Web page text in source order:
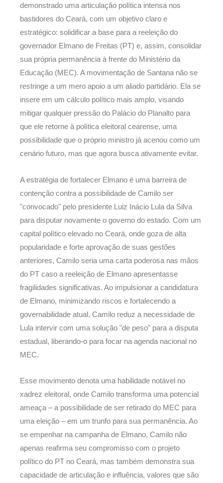
demonstrado uma articulação política intensa nos
bastidores do Ceará, com um objetivo claro e
estratégico: solidificar a base para a reeleição do
governador Elmano de Freitas (PT) e, assim, consolidar
sua própria permanência à frente do Ministério da
Educação (MEC). A movimentação de Santana não se
restringe a um mero apoio a um aliado partidário. Ela se
insere em um cálculo político mais amplo, visando
mitigar qualquer pressão do Palácio do Planalto para
que ele retorne à política eleitoral cearense, uma
possibilidade que o próprio ministro já acenou como um
cenário futuro, mas que agora busca ativamente evitar.
A estratégia de fortalecer Elmano é uma barreira de
contenção contra a possibilidade de Camilo ser
"convocado" pelo presidente Luiz Inácio Lula da Silva
para disputar novamente o governo do estado. Com um
capital político elevado no Ceará, onde goza de alta
popularidade e forte aprovação de suas gestões
anteriores, Camilo seria uma carta poderosa nas mãos
do PT caso a reeleição de Elmano apresentasse
fragilidades significativas. Ao impulsionar a candidatura
de Elmano, minimizando riscos e fortalecendo a
governabilidade atual, Camilo reduz a necessidade de
Lula intervir com uma solução "de peso" para a disputa
estadual, liberando-o para focar na agenda nacional no
MEC.
Esse movimento denota uma habilidade notável no
xadrez eleitoral, onde Camilo transforma uma potencial
ameaça – a possibilidade de ser retirado do MEC para
uma eleição – em um trunfo para sua permanência. Ao
se empenhar na campanha de Elmano, Camilo não
apenas reafirma seu compromisso com o projeto
político do PT no Ceará, mas também demonstra sua
capacidade de articulação e influência, valores que são